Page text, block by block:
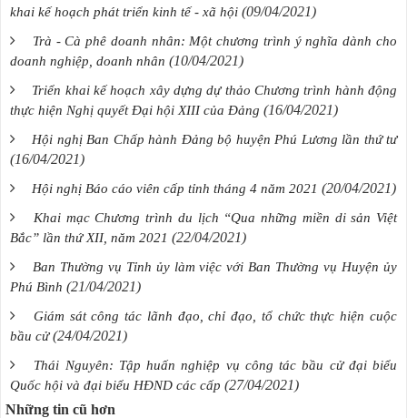
khai kế hoạch phát triển kinh tế - xã hội (09/04/2021)
Trà - Cà phê doanh nhân: Một chương trình ý nghĩa dành cho
doanh nghiệp, doanh nhân (10/04/2021)
Triển khai kế hoạch xây dựng dự thảo Chương trình hành động
thực hiện Nghị quyết Đại hội XIII của Đảng (16/04/2021)
Hội nghị Ban Chấp hành Đảng bộ huyện Phú Lương lần thứ tư
(16/04/2021)
Hội nghị Báo cáo viên cấp tỉnh tháng 4 năm 2021 (20/04/2021)
Khai mạc Chương trình du lịch “Qua những miền di sản Việt
Bắc” lần thứ XII, năm 2021 (22/04/2021)
Ban Thường vụ Tỉnh ủy làm việc với Ban Thường vụ Huyện ủy
Phú Bình (21/04/2021)
Giám sát công tác lãnh đạo, chỉ đạo, tổ chức thực hiện cuộc
bầu cử (24/04/2021)
Thái Nguyên: Tập huấn nghiệp vụ công tác bầu cử đại biểu
Quốc hội và đại biểu HĐND các cấp (27/04/2021)
Những tin cũ hơn